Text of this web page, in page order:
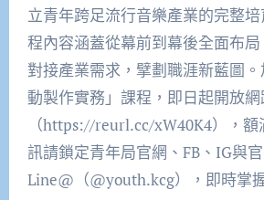
立青年跨足流行音樂產業的完整
程內容涵蓋從幕前到幕後全面布
對接產業需求，擘劃職涯新藍圖
動製作實務」課程，即日起開放網
（https://reurl.cc/xW40K4），
訊請鎖定青年局官網、FB、IG與
Line@（@youth.kcg），即時掌